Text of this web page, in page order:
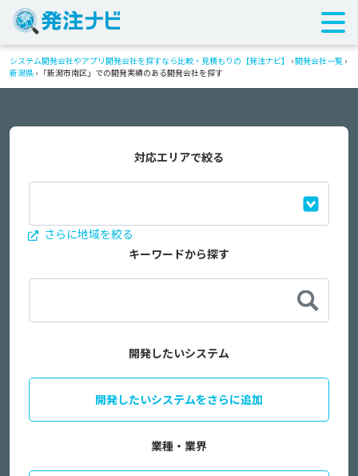
システム開発会社やアプリ開発会社を探すなら比較・見積もりの【発注ナビ】 ›開発会社一覧 ›
新潟県 › 「新潟市南区」での開発実績のある開発会社を探す
対応エリアで絞る
さらに地域を絞る
キーワードから探す
開発したいシステム
開発したいシステムをさらに追加
業種・業界